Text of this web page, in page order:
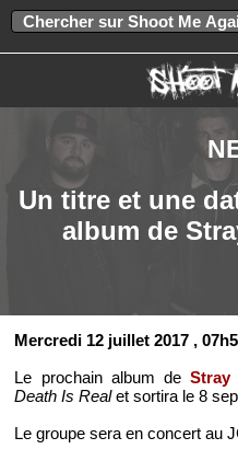
Un titre et une
album de
Mercredi 12 juillet 2017 ,
Le prochain album de Stray
Death Is Realet sortira le 8
Le groupe sera en concert au